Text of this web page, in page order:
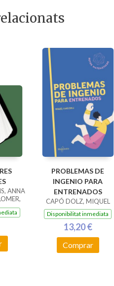
ANNA
PROBLEMAS DE
INGENIO PARA
ENTRENADOS
CAPÓ DOLZ, MIQUEL
Disponibilitat inmediata
13,20 €
Comprar